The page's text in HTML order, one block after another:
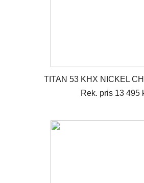
TITAN 53 KHX NICKEL
Rek. pris 13 495